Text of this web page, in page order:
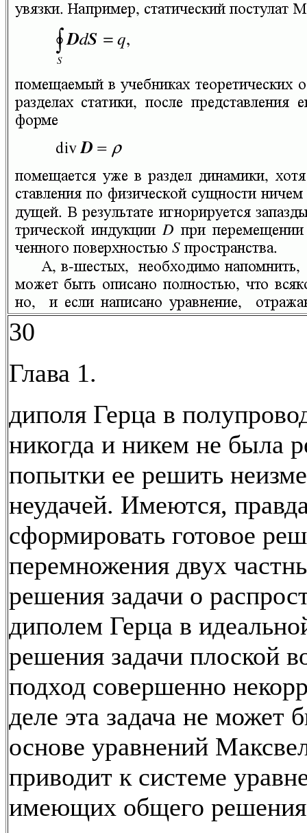
30
Глава 1.
диполя Герца в
никогда и никем не была
попытки ее решить
неудачей. Имеются,
сформировать готовое
перемножения двух
решения задачи о
диполем Герца в
решения задачи плоской
подход совершенно
деле эта задача не может
основе уравнений
приводит к системе
имеющих общего